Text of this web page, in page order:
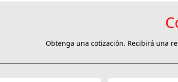
Obtenga una cotización. Recibirá una